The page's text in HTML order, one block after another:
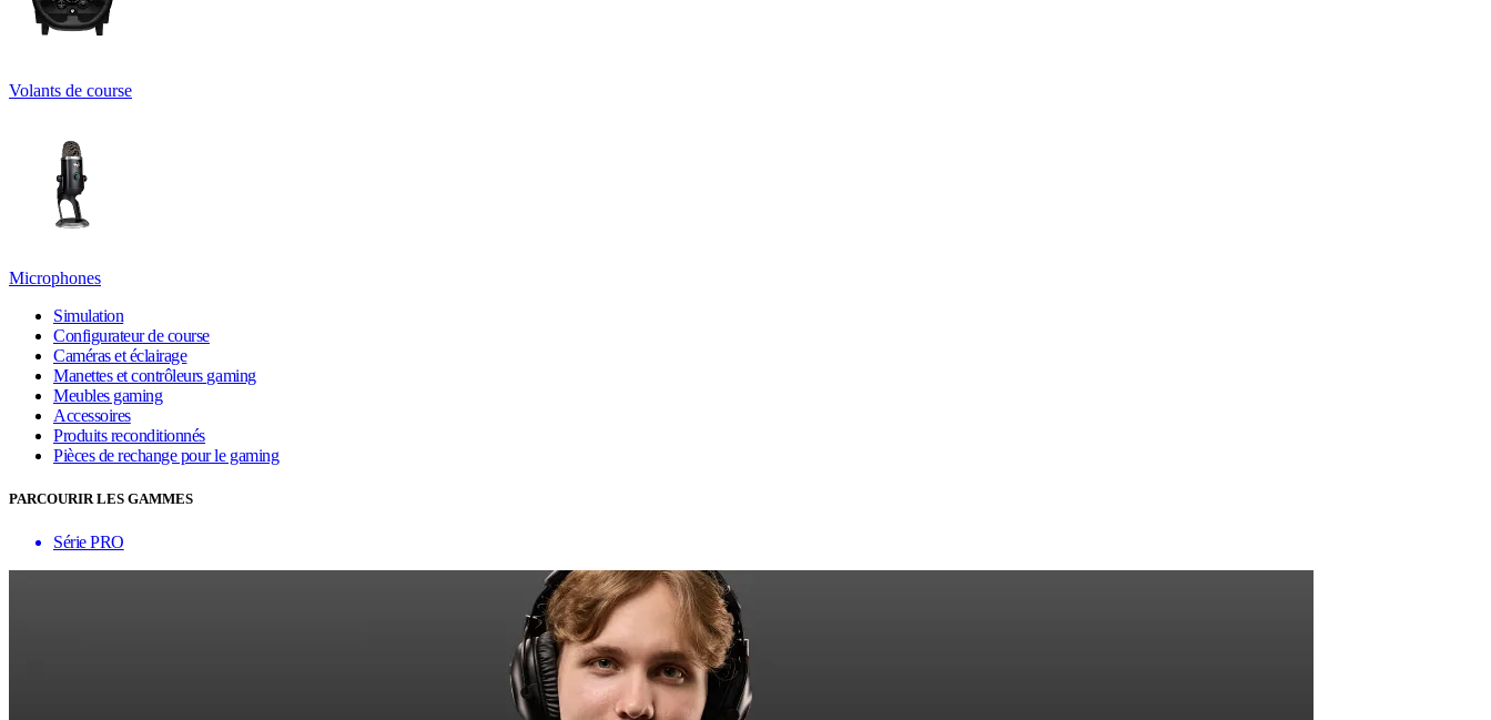
Volants de course
Microphones
Simulation
Configurateur de course
Caméras et éclairage
Manettes et contrôleurs gaming
Meubles gaming
Accessoires
Produits reconditionnés
Pièces de rechange pour le gaming
PARCOURIR LES GAMMES
Série PRO